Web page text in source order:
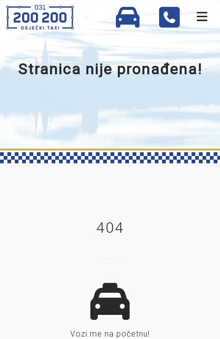
Stranica nije pronađena!
404
Vozi me na početnu!